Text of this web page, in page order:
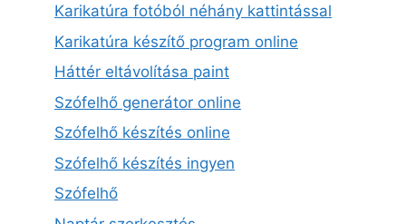
Karikatúra fotóból néhány kattintással
Karikatúra készítő program online
Háttér eltávolítása paint
Szófelhő generátor online
Szófelhő készítés online
Szófelhő készítés ingyen
Szófelhő